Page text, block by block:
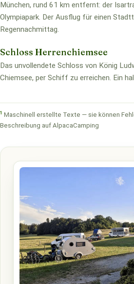
München, rund 61 km entfernt: der
Olympiapark. Der Ausflug für einen
Regennachmittag.
Schloss Herrenchiemsee
Das unvollendete Schloss von König
Chiemsee, per Schiff zu erreichen. Ein
1 Maschinell erstellte Texte — sie können
Beschreibung auf AlpacaCamping